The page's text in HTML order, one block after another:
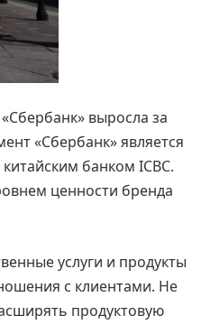
выросла за
«Сбербанк» является
банком ICBC.
ценности бренда
услуги и продукты
с клиентами. Не
продуктовую